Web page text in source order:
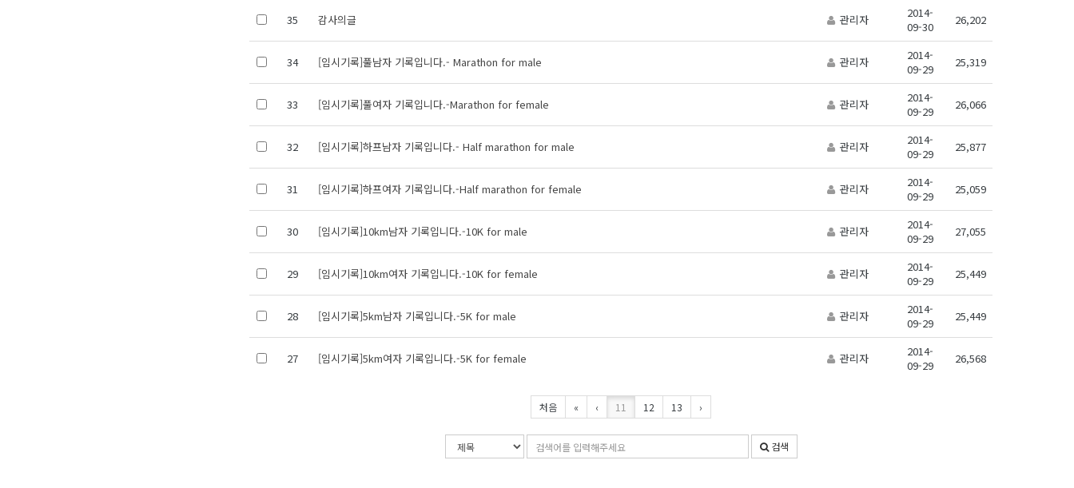
35 감사의글 관리자
2014-
09-30
26,202
34 [임시기록]풀남자 기록입니다.- Marathon for male 관리자
2014-
09-29
25,319
33 [임시기록]풀여자 기록입니다.-Marathon for female 관리자
2014-
09-29
26,066
32 [임시기록]하프남자 기록입니다.- Half marathon for male 관리자
2014-
09-29
25,877
31 [임시기록]하프여자 기록입니다.-Half marathon for female 관리자
2014-
09-29
25,059
30 [임시기록]10km남자 기록입니다.-10K for male 관리자
2014-
09-29
27,055
29 [임시기록]10km여자 기록입니다.-10K for female 관리자
2014-
09-29
25,449
28 [임시기록]5km남자 기록입니다.-5K for male 관리자
2014-
09-29
25,449
27 [임시기록]5km여자 기록입니다.-5K for female 관리자
2014-
09-29
26,568
처음 « ‹ 11 12 13 ›
검
색
검
색
검색